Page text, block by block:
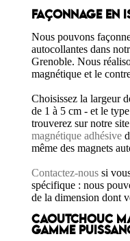
FAÇONNAGE EN
Nous pouvons
autocollantes dans
Grenoble. Nous
magnétique et le
Choisissez la largeur
de 1 à 5 cm - et le
trouverez sur notre
magnétique adhésive
même des magnets
Contactez-nous si
spécifique : nous
de la dimension dont
CAOUTCHOUC
GAMME